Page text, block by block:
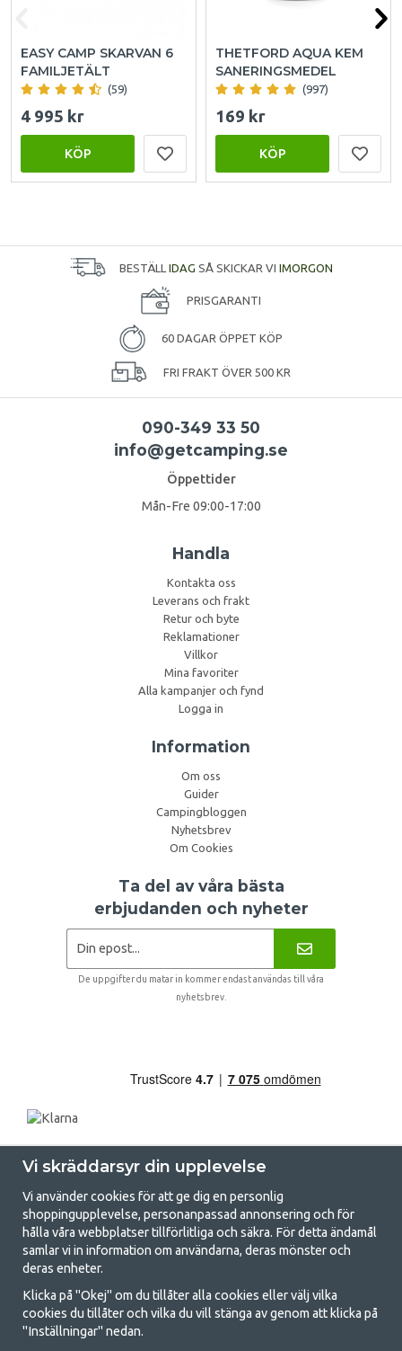
EASY CAMP SKARVAN 6
FAMILJETÄLT
(59)
4 995 kr
KÖP
THETFORD AQUA KEM
SANERINGSMEDEL
(997)
169 kr
KÖP
BESTÄLL IDAG SÅ SKICKAR VI IMORGON
PRISGARANTI
60 DAGAR ÖPPET KÖP
FRI FRAKT ÖVER 500 KR
090-349 33 50
info@getcamping.se
Öppettider
Mån-Fre 09:00-17:00
Handla
Kontakta oss
Leverans och frakt
Retur och byte
Reklamationer
Villkor
Mina favoriter
Alla kampanjer och fynd
Logga in
Information
Om oss
Guider
Campingbloggen
Nyhetsbrev
Om Cookies
Ta del av våra bästa
erbjudanden och nyheter
De uppgifter du matar in kommer endast användas till våra
nyhetsbrev.
GetCamping.se - Din butik för camping
och uteliv
Att campa kan antingen vara en livsstil eller ett sätt att samla familjen
för ett gemensamt äventyr. Oavsett vilken kategori du tillhör hittar du
Vi skräddarsyr din upplevelse
Vi använder cookies för att ge dig en personlig
shoppingupplevelse, personanpassad annonsering och för
hålla våra webbplatser tillförlitliga och säkra. För detta ändamål
samlar vi in information om användarna, deras mönster och
deras enheter.
Klicka på "Okej" om du tillåter alla cookies eller välj vilka
cookies du tillåter och vilka du vill stänga av genom att klicka på
"Inställningar" nedan.